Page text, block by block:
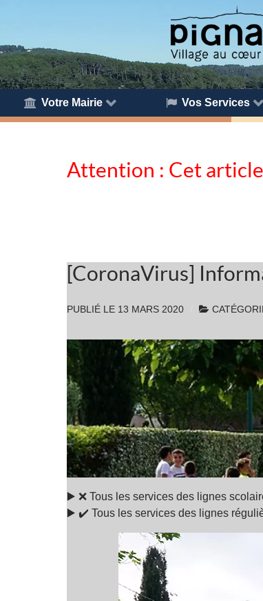
Votre Mairie Vos Services
Attention : Cet
[CoronaVirus]
PUBLIÉ LE 13 MARS 2020
▶️ ❌ Tous les services des lignes
▶️ ✔️ Tous les services des lignes